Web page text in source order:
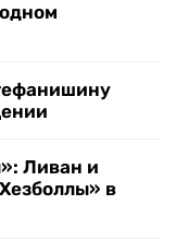
Ливан и
в